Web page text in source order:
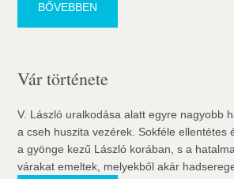
BŐVEBBEN
Vár története
V. László uralkodása alatt egyre nagyobb
a cseh huszita vezérek. Sokféle ellentétes
a gyönge kezű László korában, s a
várakat emeltek, melyekből akár